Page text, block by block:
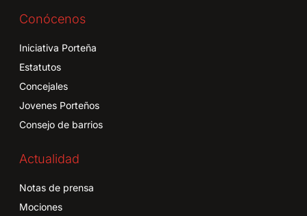
Conócenos
Iniciativa Porteña
Estatutos
Concejales
Jovenes Porteños
Consejo de barrios
Actualidad
Notas de prensa
Mociones